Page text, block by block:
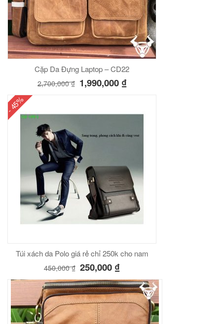
Cặp Da Đựng Laptop – CD22
2,700,000₫ 1,990,000 ₫
- 45%
Túi xách da Polo giá rẻ chỉ 250k cho nam
450,000₫ 250,000 ₫